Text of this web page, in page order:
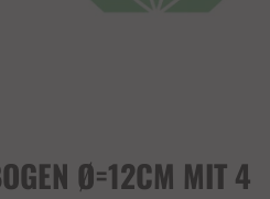
Ø=12CM MIT 4